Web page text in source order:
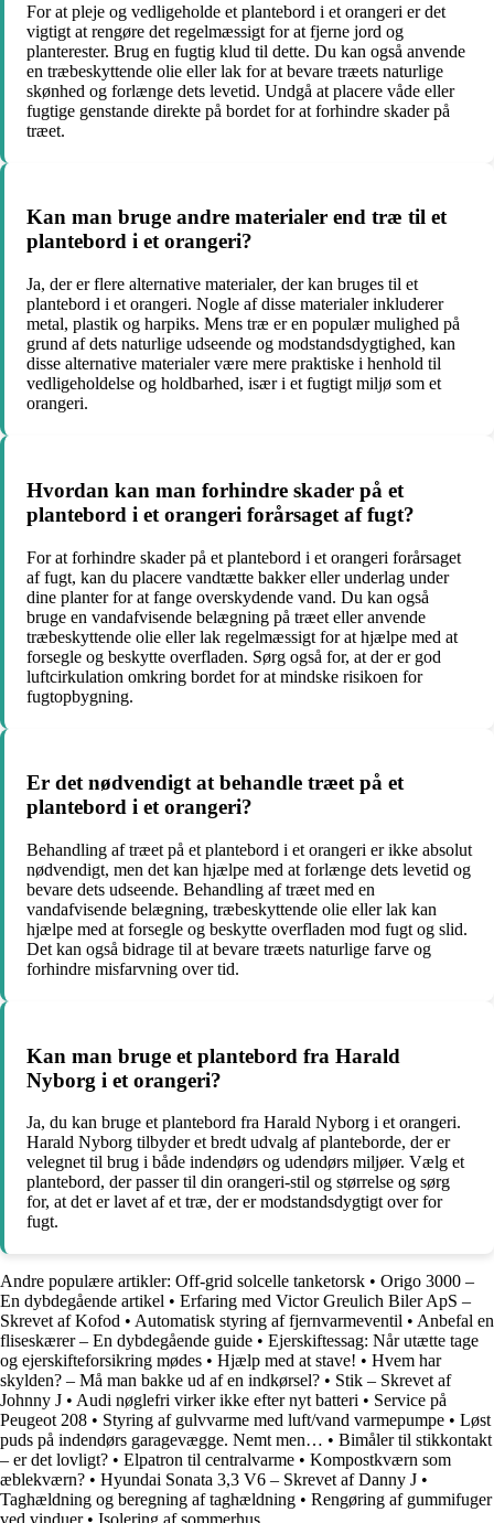
For at pleje og vedligeholde et plantebord i et orangeri er det
vigtigt at rengøre det regelmæssigt for at fjerne jord og
planterester. Brug en fugtig klud til dette. Du kan også anvende
en træbeskyttende olie eller lak for at bevare træets naturlige
skønhed og forlænge dets levetid. Undgå at placere våde eller
fugtige genstande direkte på bordet for at forhindre skader på
træet.
Kan man bruge andre materialer end træ til et
plantebord i et orangeri?
Ja, der er flere alternative materialer, der kan bruges til et
plantebord i et orangeri. Nogle af disse materialer inkluderer
metal, plastik og harpiks. Mens træ er en populær mulighed på
grund af dets naturlige udseende og modstandsdygtighed, kan
disse alternative materialer være mere praktiske i henhold til
vedligeholdelse og holdbarhed, især i et fugtigt miljø som et
orangeri.
Hvordan kan man forhindre skader på et
plantebord i et orangeri forårsaget af fugt?
For at forhindre skader på et plantebord i et orangeri forårsaget
af fugt, kan du placere vandtætte bakker eller underlag under
dine planter for at fange overskydende vand. Du kan også
bruge en vandafvisende belægning på træet eller anvende
træbeskyttende olie eller lak regelmæssigt for at hjælpe med at
forsegle og beskytte overfladen. Sørg også for, at der er god
luftcirkulation omkring bordet for at mindske risikoen for
fugtopbygning.
Er det nødvendigt at behandle træet på et
plantebord i et orangeri?
Behandling af træet på et plantebord i et orangeri er ikke absolut
nødvendigt, men det kan hjælpe med at forlænge dets levetid og
bevare dets udseende. Behandling af træet med en
vandafvisende belægning, træbeskyttende olie eller lak kan
hjælpe med at forsegle og beskytte overfladen mod fugt og slid.
Det kan også bidrage til at bevare træets naturlige farve og
forhindre misfarvning over tid.
Kan man bruge et plantebord fra Harald
Nyborg i et orangeri?
Ja, du kan bruge et plantebord fra Harald Nyborg i et orangeri.
Harald Nyborg tilbyder et bredt udvalg af planteborde, der er
velegnet til brug i både indendørs og udendørs miljøer. Vælg et
plantebord, der passer til din orangeri-stil og størrelse og sørg
for, at det er lavet af et træ, der er modstandsdygtigt over for
fugt.
Andre populære artikler: Off-grid solcelle tanketorsk • Origo 3000 –
En dybdegående artikel • Erfaring med Victor Greulich Biler ApS –
Skrevet af Kofod • Automatisk styring af fjernvarmeventil • Anbefal en
fliseskærer – En dybdegående guide • Ejerskiftessag: Når utætte tage
og ejerskifteforsikring mødes • Hjælp med at stave! • Hvem har
skylden? – Må man bakke ud af en indkørsel? • Stik – Skrevet af
Johnny J • Audi nøglefri virker ikke efter nyt batteri • Service på
Peugeot 208 • Styring af gulvvarme med luft/vand varmepumpe • Løst
puds på indendørs garagevægge. Nemt men… • Bimåler til stikkontakt
– er det lovligt? • Elpatron til centralvarme • Kompostkværn som
æblekværn? • Hyundai Sonata 3,3 V6 – Skrevet af Danny J •
Taghældning og beregning af taghældning • Rengøring af gummifuger